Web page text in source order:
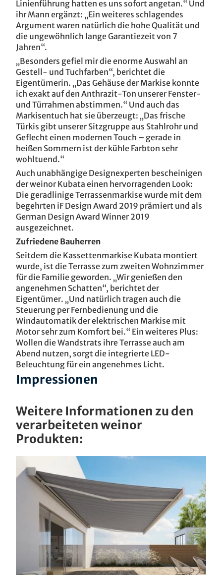
Linienführung hatten es uns sofort angetan.“ Und
ihr Mann ergänzt: „Ein weiteres schlagendes
Argument waren natürlich die hohe Qualität und
die ungewöhnlich lange Garantiezeit von 7
Jahren“.
„Besonders gefiel mir die enorme Auswahl an
Gestell- und Tuchfarben“, berichtet die
Eigentümerin. „Das Gehäuse der Markise konnte
ich exakt auf den Anthrazit-Ton unserer Fenster-
und Türrahmen abstimmen.“ Und auch das
Markisentuch hat sie überzeugt: „Das frische
Türkis gibt unserer Sitzgruppe aus Stahlrohr und
Geflecht einen modernen Touch – gerade in
heißen Sommern ist der kühle Farbton sehr
wohltuend.“
Auch unabhängige Designexperten bescheinigen
der weinor Kubata einen hervorragenden Look:
Die geradlinige Terrassenmarkise wurde mit dem
begehrten iF Design Award 2019 prämiert und als
German Design Award Winner 2019
ausgezeichnet.
Zufriedene Bauherren
Seitdem die Kassettenmarkise Kubata montiert
wurde, ist die Terrasse zum zweiten Wohnzimmer
für die Familie geworden. „Wir genießen den
angenehmen Schatten“, berichtet der
Eigentümer. „Und natürlich tragen auch die
Steuerung per Fernbedienung und die
Windautomatik der elektrischen Markise mit
Motor sehr zum Komfort bei.“ Ein weiteres Plus:
Wollen die Wandstrats ihre Terrasse auch am
Abend nutzen, sorgt die integrierte LED-
Beleuchtung für ein angenehmes Licht.
Impressionen
Weitere Informationen zu den
verarbeiteten weinor
Produkten: